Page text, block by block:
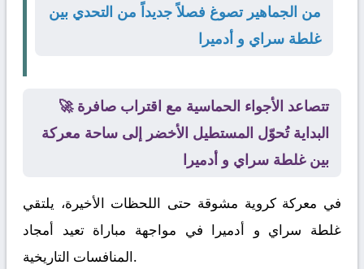
من الجماهير تصوغ فصلاً جديداً من التحدي بين
غلطة سراي و أدميرا
🚀 تتصاعد الأجواء الحماسية مع اقتراب صافرة
البداية تُحوّل المستطيل الأخضر إلى ساحة معركة
بين غلطة سراي و أدميرا
في معركة كروية مشوقة حتى اللحظات الأخيرة، يلتقي
غلطة سراي و أدميرا في مواجهة مباراة تعيد أمجاد
المنافسات التاريخية.